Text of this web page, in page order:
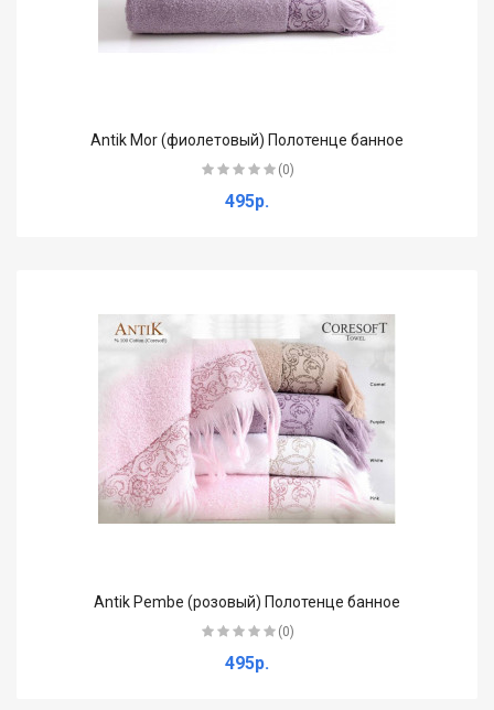
Antik Mor (фиолетовый) Полотенце банное
(0)
495р.
Antik Pembe (розовый) Полотенце банное
(0)
495р.